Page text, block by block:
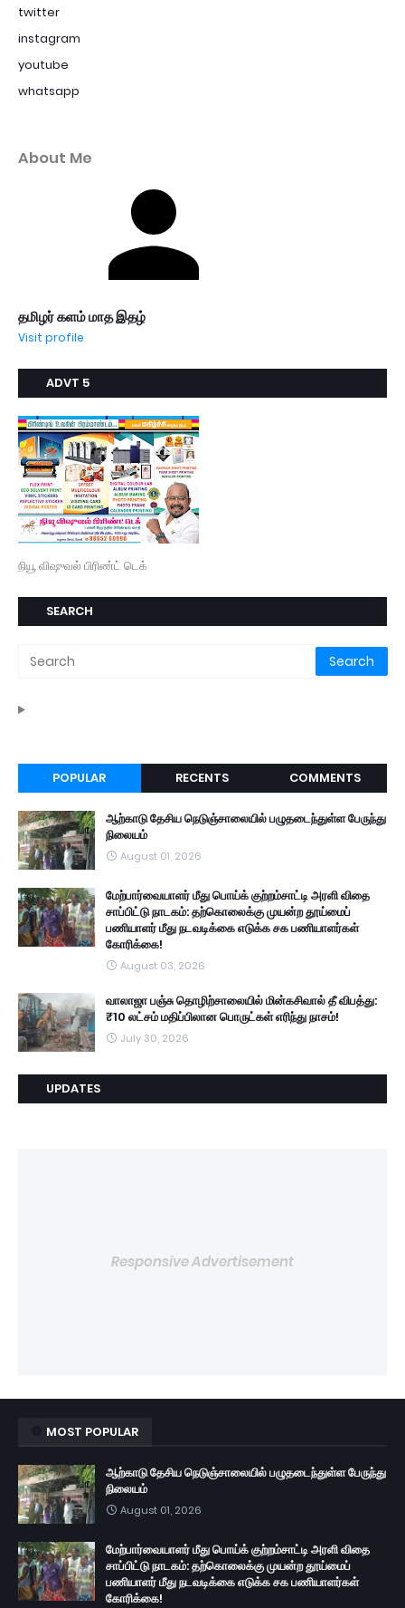
twitter
instagram
youtube
whatsapp
About Me
தமிழர் களம் மாத இதழ்
Visit profile
ADVT 5
நியூ விஷுவல் பிரிண்ட் டெக்
SEARCH
POPULAR RECENTS COMMENTS
ஆற்காடு தேசிய நெடுஞ்சாலையில் பழுதடைந்துள்ள பேருந்து
நிலையம்
August 01, 2026
மேற்பார்வையாளர் மீது பொய்க் குற்றம்சாட்டி அரளி விதை
சாப்பிட்டு நாடகம்: தற்கொலைக்கு முயன்ற தூய்மைப்
பணியாளர் மீது நடவடிக்கை எடுக்க சக பணியாளர்கள்
கோரிக்கை!
August 03, 2026
வாலாஜா பஞ்சு தொழிற்சாலையில் மின்கசிவால் தீ விபத்து:
₹10 லட்சம் மதிப்பிலான பொருட்கள் எரிந்து நாசம்!
July 30, 2026
UPDATES
Responsive Advertisement
MOST POPULAR
ஆற்காடு தேசிய நெடுஞ்சாலையில் பழுதடைந்துள்ள பேருந்து
நிலையம்
August 01, 2026
மேற்பார்வையாளர் மீது பொய்க் குற்றம்சாட்டி அரளி விதை
சாப்பிட்டு நாடகம்: தற்கொலைக்கு முயன்ற தூய்மைப்
பணியாளர் மீது நடவடிக்கை எடுக்க சக பணியாளர்கள்
கோரிக்கை!